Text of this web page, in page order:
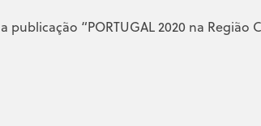
a publicação “PORTUGAL 2020 na Região